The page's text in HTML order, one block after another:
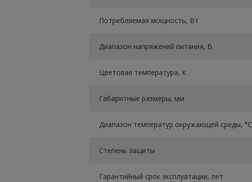
Потребляемая мощность, Вт
Диапазон напряжений питания, В
Цветовая температура, К
Габаритные размеры, мм
Диапазон температур окружающей среды, °C
Степень защиты
Гарантийный срок эксплуатации, лет